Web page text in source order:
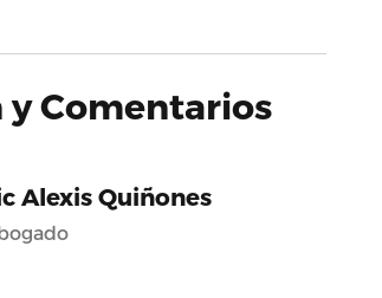
Comentarios
Alexis Quiñones